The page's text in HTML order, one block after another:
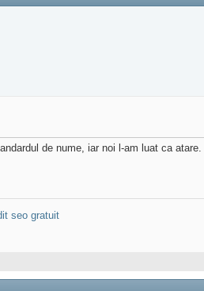
de nume, iar noi l-am luat ca atare.
seo gratuit